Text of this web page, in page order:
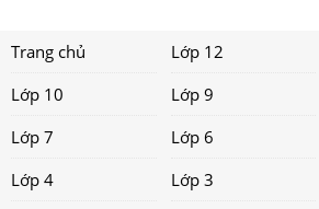
Trang chủ Lớp 12
Lớp 10
Lớp 9
Lớp 7
Lớp 6
Lớp 4
Lớp 3